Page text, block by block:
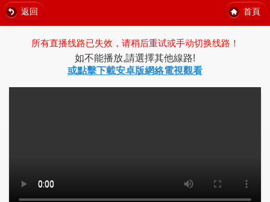
返回 首頁
所有直播线路已失效，请稍后重试或手动切换线路！
如不能播放,請選擇其他線路!
或點擊下載安卓版網絡電視觀看